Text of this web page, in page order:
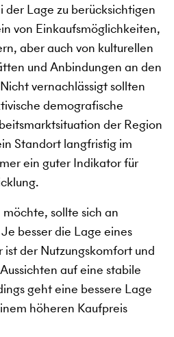
Lage zu berücksichtigen
von Einkaufsmöglichkeiten,
aber auch von kulturellen
und Anbindungen an den
vernachlässigt sollten
demografische
der Region
Standort langfristig im
ein guter Indikator für
sollte sich an
besser die Lage eines
der Nutzungskomfort und
auf eine stabile
geht eine bessere Lage
höheren Kaufpreis